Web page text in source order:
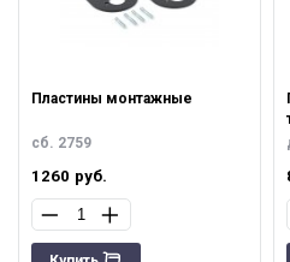
Пластины монтажные
сб. 2759
1260 руб.